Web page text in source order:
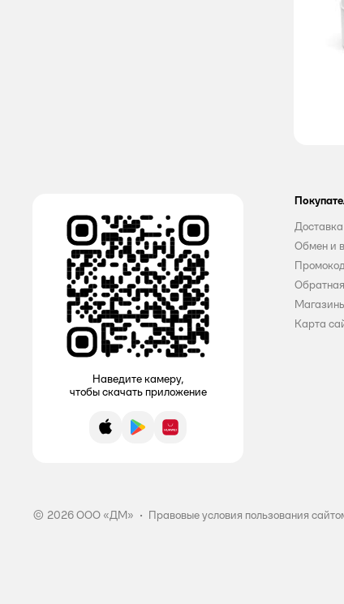
VILINA
Violet
WELMA
Авангард
АВМ/AVM
Альтернатива
Архимед
Мультидом
Наведите камеру,
чтобы скачать приложение
App StoreGoogle PlayAppGallery
Обмен и
Карта
© 2026 ООО «ДМ» • Правовые условия пользования